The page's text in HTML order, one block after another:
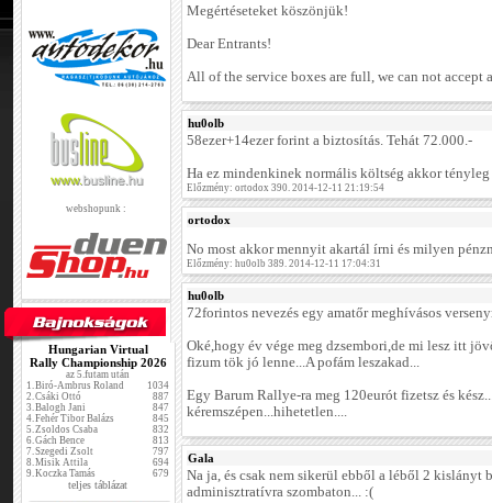
webshopunk :
Hungarian Virtual
Rally Championship 2026
az 5.futam után
1.Biró-Ambrus Roland
1034
2.Csáki Ottó
887
3.Balogh Jani
847
4.Fehér Tibor Balázs
845
5.Zsoldos Csaba
832
6.Gách Bence
813
7.Szegedi Zsolt
797
8.Misik Attila
694
9.Koczka Tamás 679
teljes táblázat
Megértéseteket köszönjük!
Dear Entrants!
All of the service boxes are full, we can not accept
hu0olb
58ezer+14ezer forint a biztosítás. Tehát 72.000.-
Ha ez mindenkinek normális költség akkor tényleg
Előzmény: ortodox 390. 2014-12-11 21:19:54
ortodox
No most akkor mennyit akartál írni és milyen
Előzmény: hu0olb 389. 2014-12-11 17:04:31
hu0olb
72forintos nevezés egy amatőr meghívásos
Oké,hogy év vége meg dzsembori,de mi lesz itt
fizum tök jó lenne...A pofám leszakad...
Egy Barum Rallye-ra meg 120eurót fizetsz és
kéremszépen...hihetetlen....
Gala
Na ja, és csak nem sikerül ebből a léből 2 kislányt
adminisztratívra szombaton... :(